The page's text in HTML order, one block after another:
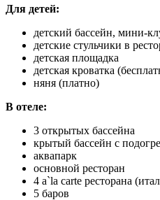
Для детей:
детский бассейн, мини-
детские стульчики в
детская площадка
детская кроватка
няня (платно)
В отеле:
3 открытых бассейна
крытый бассейн с
аквапарк
основной ресторан
4 a`la carte ресторана
5 баров